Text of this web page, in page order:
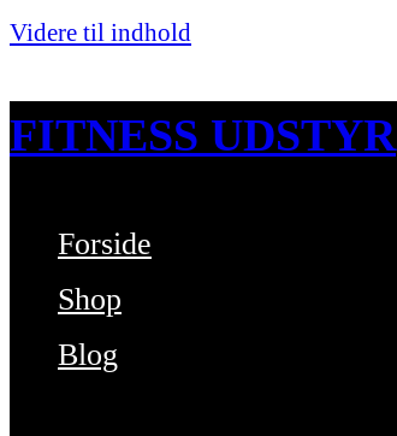
Videre til indhold
FITNESS UDSTYR
Bare endnu et fitness websted
Forside
Shop
Blog